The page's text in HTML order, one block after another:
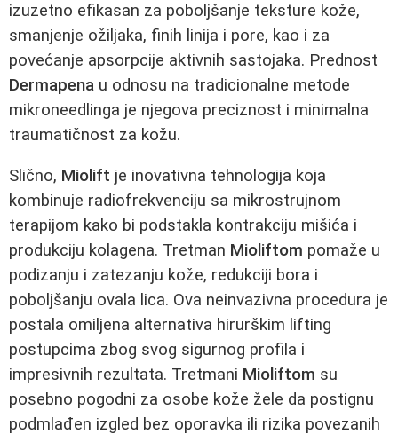
izuzetno efikasan za poboljšanje teksture kože,
smanjenje ožiljaka, finih linija i pore, kao i za
povećanje apsorpcije aktivnih sastojaka. Prednost
Dermapena u odnosu na tradicionalne metode
mikroneedlinga je njegova preciznost i minimalna
traumatičnost za kožu.
Slično, Miolift je inovativna tehnologija koja
kombinuje radiofrekvenciju sa mikrostrujnom
terapijom kako bi podstakla kontrakciju mišića i
produkciju kolagena. Tretman Mioliftom pomaže u
podizanju i zatezanju kože, redukciji bora i
poboljšanju ovala lica. Ova neinvazivna procedura je
postala omiljena alternativa hirurškim lifting
postupcima zbog svog sigurnog profila i
impresivnih rezultata. Tretmani Mioliftom su
posebno pogodni za osobe kože žele da postignu
podmlađen izgled bez oporavka ili rizika povezanih